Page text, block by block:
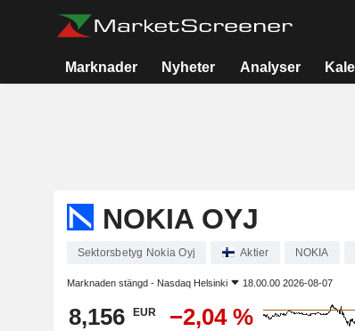
Marknader Nyheter Analyser
NOKIA OYJ
Sektorsbetyg Nokia Oyj Aktier NOKIA
Marknaden stängd - Nasdaq Helsinki 18.00.00 2026-08-07
8,156 EUR −2,04 %